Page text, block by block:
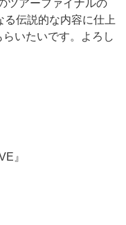
ツアーファイナルの
伝説的な内容に仕上
いたいです。よろし
』